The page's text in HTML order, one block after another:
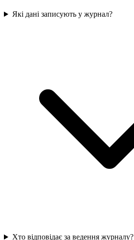
Які дані записують у журнал?
Хто відповідає за ведення журналу?